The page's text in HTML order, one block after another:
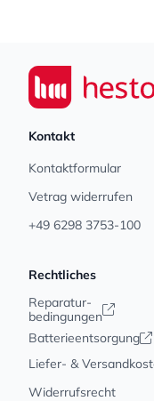
Seiwert GmbH
Kontakt
Kontaktformular
Vetrag widerrufen
+49 6298 3753-100
Rechtliches
Reparatur-
bedingungen
Batterieentsorgung
Liefer- &
Widerrufsrecht